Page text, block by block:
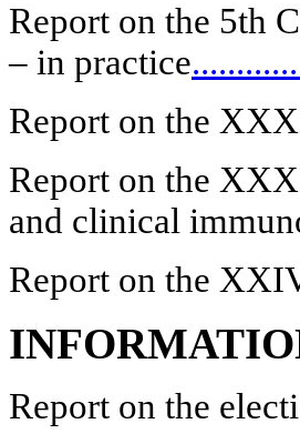
Report on the 5th
– in practice
Report on the
Report on the
and clinical
Report on the
Report on the